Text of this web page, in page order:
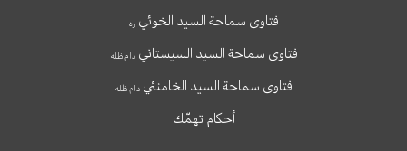
فتاوى سماحة السيد الخوئيره
فتاوى سماحة السيد السيستانيدام ظله
فتاوى سماحة السيد الخامنئي دام ظله
أحكام تهمّك